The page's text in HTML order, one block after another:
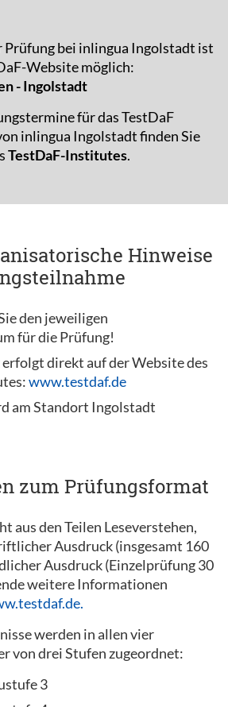
Prüfung bei inlingua Ingolstadt ist
Website möglich:
- Ingolstadt
für das TestDaF
inlingua Ingolstadt finden Sie
TestDaF-Institutes.
Hinweise
den jeweiligen
für die Prüfung!
direkt auf der Website des
www.testdaf.de
am Standort Ingolstadt
zum Prüfungsformat
aus den Teilen Leseverstehen,
Ausdruck (insgesamt 160
Ausdruck (Einzelprüfung 30
weitere Informationen
werden in allen vier
von drei Stufen zugeordnet:
3